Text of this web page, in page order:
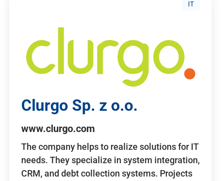
IT
Clurgo Sp. z o.o.
www.clurgo.com
The company helps to realize solutions for IT
needs. They specialize in system integration,
CRM, and debt collection systems. Projects